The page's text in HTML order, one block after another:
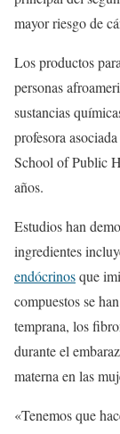
mayor riesgo de
Los productos
personas
sustancias
profesora
School of Public
años.
Estudios han
ingredientes
endócrinosque
compuestos se
temprana, los
durante el
materna en las
«Tenemos que